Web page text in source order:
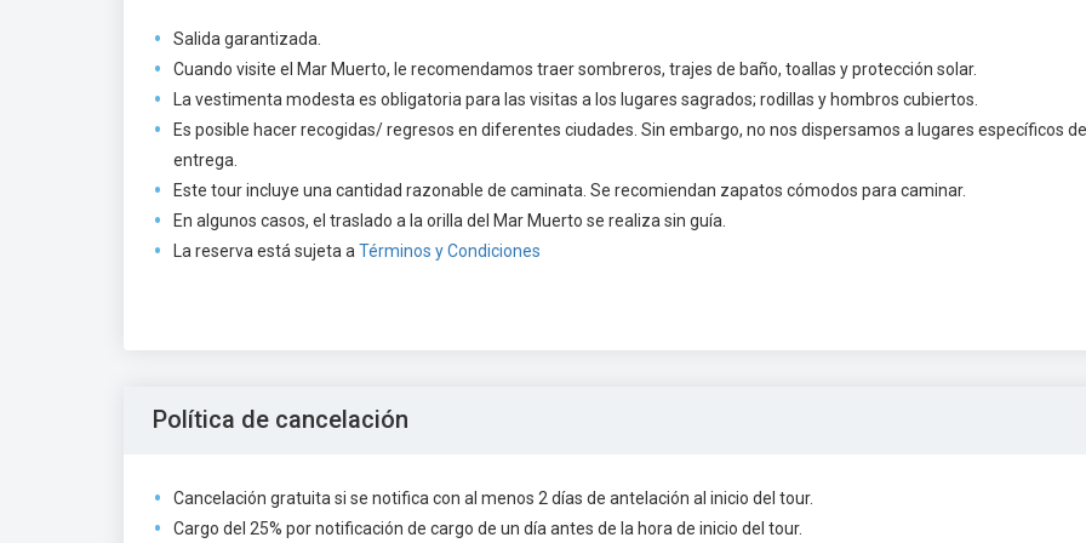
Salida garantizada.
Cuando visite el Mar Muerto, le recomendamos traer sombreros, trajes de baño, toallas y protección solar.
La vestimenta modesta es obligatoria para las visitas a los lugares sagrados; rodillas y hombros cubiertos.
Es posible hacer recogidas/ regresos en diferentes ciudades. Sin embargo, no nos dispersamos a lugares específicos de
entrega.
Este tour incluye una cantidad razonable de caminata. Se recomiendan zapatos cómodos para caminar.
En algunos casos, el traslado a la orilla del Mar Muerto se realiza sin guía.
La reserva está sujeta a Términos y Condiciones
Política de cancelación
Cancelación gratuita si se notifica con al menos 2 días de antelación al inicio del tour.
Cargo del 25% por notificación de cargo de un día antes de la hora de inicio del tour.